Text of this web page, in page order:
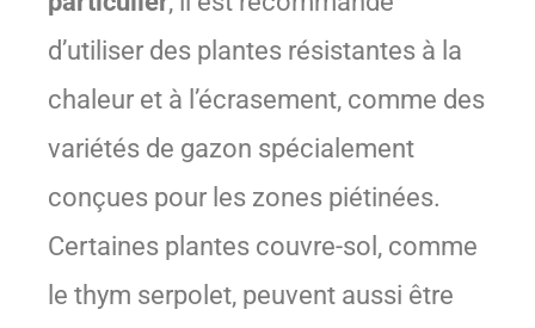
d’utiliser des plantes résistantes à la
chaleur et à l’écrasement, comme des
variétés de gazon spécialement
conçues pour les zones piétinées.
Certaines plantes couvre-sol, comme
le thym serpolet, peuvent aussi être